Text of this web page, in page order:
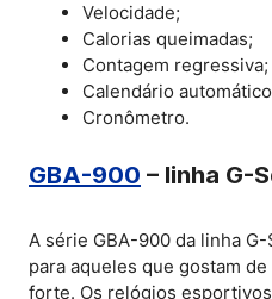
Velocidade;
Calorias queimadas;
Contagem regressiva;
Calendário
Cronômetro.
GBA-900 – linha G-
A série GBA-900 da linha
para aqueles que gostam
forte. Os relógios